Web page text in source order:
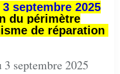
3 septembre 2025
du périmètre
de réparation
septembre 2025